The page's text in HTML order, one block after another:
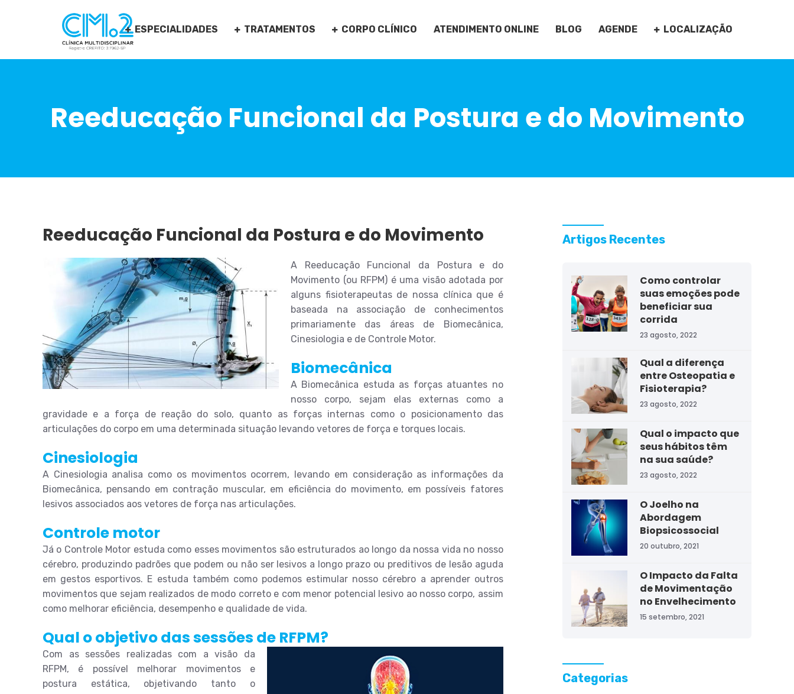
ESPECIALIDADES TRATAMENTOS CORPO CLÍNICO ATENDIMENTO ONLINE BLOG AGENDE LOCALIZAÇÃO
Reeducação Funcional da Postura e do Movimento
Reeducação Funcional da Postura e do Movimento
A Reeducação Funcional da Postura e do
Movimento (ou RFPM) é uma visão adotada por
alguns fisioterapeutas de nossa clínica que é
baseada na associação de conhecimentos
primariamente das áreas de Biomecânica,
Cinesiologia e de Controle Motor.
Biomecânica
A Biomecânica estuda as forças atuantes no
nosso corpo, sejam elas externas como a
gravidade e a força de reação do solo, quanto as forças internas como o posicionamento das
articulações do corpo em uma determinada situação levando vetores de força e torques locais.
Cinesiologia
A Cinesiologia analisa como os movimentos ocorrem, levando em consideração as informações da
Biomecânica, pensando em contração muscular, em eficiência do movimento, em possíveis fatores
lesivos associados aos vetores de força nas articulações.
Controle motor
Já o Controle Motor estuda como esses movimentos são estruturados ao longo da nossa vida no nosso
cérebro, produzindo padrões que podem ou não ser lesivos a longo prazo ou preditivos de lesão aguda
em gestos esportivos. E estuda também como podemos estimular nosso cérebro a aprender outros
movimentos que sejam realizados de modo correto e com menor potencial lesivo ao nosso corpo, assim
como melhorar eficiência, desempenho e qualidade de vida.
Qual o objetivo das sessões de RFPM?
Com as sessões realizadas com a visão da
RFPM, é possível melhorar movimentos e
postura estática, objetivando tanto o
Artigos Recentes
Como controlar
suas emoções pode
beneficiar sua
corrida
23 agosto, 2022
Qual a diferença
entre Osteopatia e
Fisioterapia?
23 agosto, 2022
Qual o impacto que
seus hábitos têm
na sua saúde?
23 agosto, 2022
O Joelho na
Abordagem
Biopsicossocial
20 outubro, 2021
O Impacto da Falta
de Movimentação
no Envelhecimento
15 setembro, 2021
Categorias